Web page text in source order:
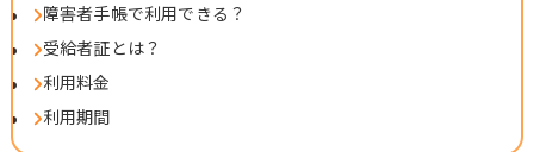
障害者手帳で利用できる？
受給者証とは？
利用料金
利用期間